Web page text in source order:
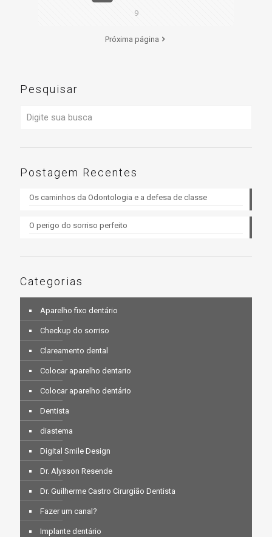
9
Próxima página
Pesquisar
Postagem Recentes
Os caminhos da Odontologia e a defesa de classe
O perigo do sorriso perfeito
Categorias
Aparelho fixo dentário
Checkup do sorriso
Clareamento dental
Colocar aparelho dentario
Colocar aparelho dentário
Dentista
diastema
Digital Smile Design
Dr. Alysson Resende
Dr. Guilherme Castro Cirurgião Dentista
Fazer um canal?
Implante dentário